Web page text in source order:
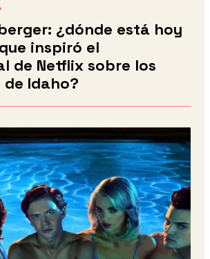
¿dónde está hoy
inspiró el
de Netflix sobre los
Idaho?